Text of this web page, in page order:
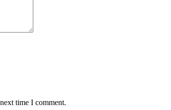
time I comment.